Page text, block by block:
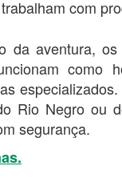
com
da aventura,
como
Rio Negro ou
segurança.